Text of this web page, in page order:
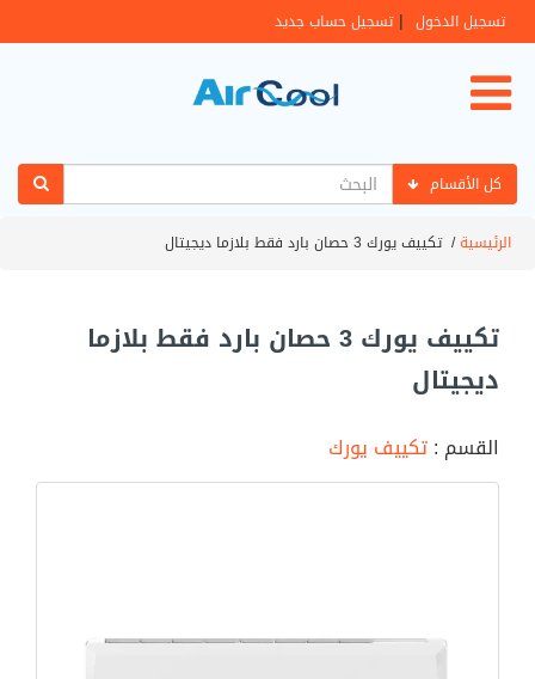
تسجيل الدخول | تسجيل حساب جديد
كل الأقسام
الرئيسية/تكييف يورك 3 حصان بارد فقط بلازما ديجيتال
تكييف يورك 3 حصان بارد فقط بلازما
ديجيتال
القسم :تكييف يورك